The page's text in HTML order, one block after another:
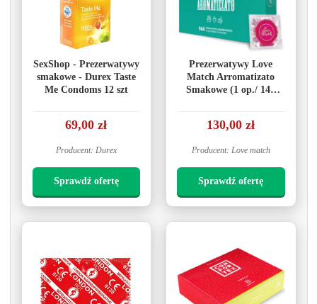
SexShop - Prezerwatywy
smakowe - Durex Taste
Me Condoms 12 szt
69,00 zł
Producent: Durex
Sprawdź ofertę
Prezerwatywy Love
Match Arromatizato
Smakowe (1 op./ 144
130,00 zł
Producent: Love match
Sprawdź ofertę